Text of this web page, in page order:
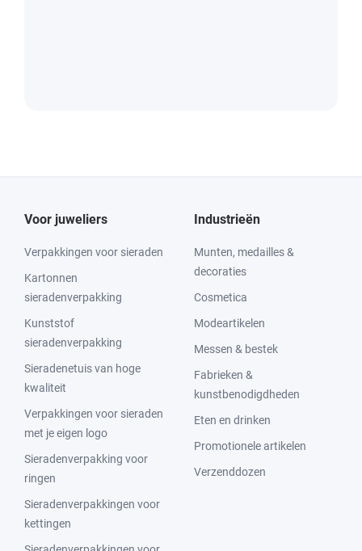
Voor juweliers
Verpakkingen voor sieraden
Kartonnen
sieradenverpakking
Kunststof
sieradenverpakking
Sieradenetuis van hoge
kwaliteit
Verpakkingen voor sieraden
met je eigen logo
Sieradenverpakking voor
ringen
Sieradenverpakkingen voor
kettingen
Industrieën
Munten, medailles &
decoraties
Cosmetica
Modeartikelen
Messen & bestek
Fabrieken &
kunstbenodigdheden
Eten en drinken
Promotionele artikelen
Verzenddozen